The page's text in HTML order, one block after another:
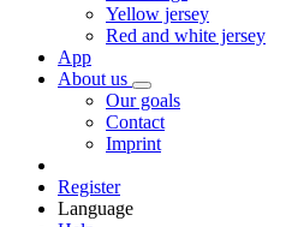
Yellow jersey
Red and white jersey
App
About us
Our goals
Contact
Imprint
Register
Language